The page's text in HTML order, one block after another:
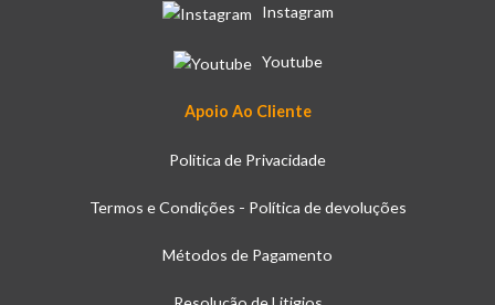
Instagram
Youtube
Apoio Ao Cliente
Politica de Privacidade
Termos e Condições - Política de devoluções
Métodos de Pagamento